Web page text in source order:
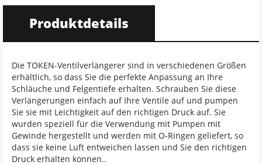
Produktdetails
Die TOKEN-Ventilverlängerer sind in verschiedenen Größen
erhältlich, so dass Sie die perfekte Anpassung an Ihre
Schläuche und Felgentiefe erhalten. Schrauben Sie diese
Verlängerungen einfach auf Ihre Ventile auf und pumpen
Sie sie mit Leichtigkeit auf den richtigen Druck auf. Sie
wurden speziell für die Verwendung mit Pumpen mit
Gewinde hergestellt und werden mit O-Ringen geliefert, so
dass sie keine Luft entweichen lassen und Sie den richtigen
Druck erhalten können..